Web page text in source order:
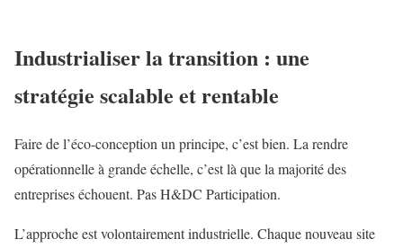
Industrialiser la transition : une
stratégie scalable et rentable
Faire de l’éco-conception un principe, c’est bien. La rendre
opérationnelle à grande échelle, c’est là que la majorité des
entreprises échouent. Pas H&DC Participation.
L’approche est volontairement industrielle. Chaque nouveau site